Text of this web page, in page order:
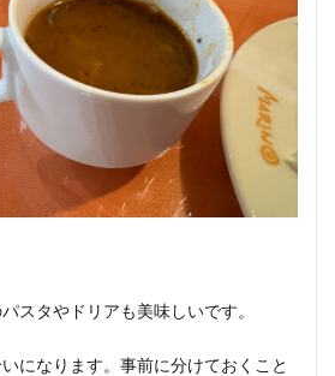
スタやドリアも美味しいです。
になります。事前に分けておくこと